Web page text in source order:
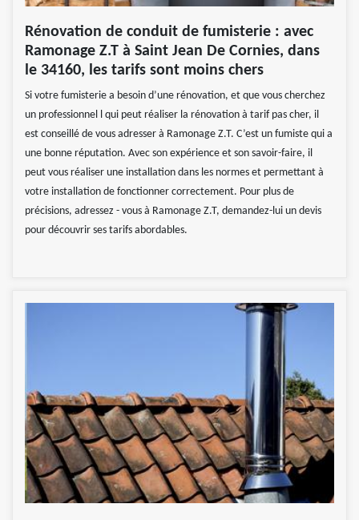
Rénovation de conduit de fumisterie : avec
Ramonage Z.T à Saint Jean De Cornies, dans
le 34160, les tarifs sont moins chers
Si votre fumisterie a besoin d’une rénovation, et que vous cherchez
un professionnel l qui peut réaliser la rénovation à tarif pas cher, il
est conseillé de vous adresser à Ramonage Z.T. C’est un fumiste qui a
une bonne réputation. Avec son expérience et son savoir-faire, il
peut vous réaliser une installation dans les normes et permettant à
votre installation de fonctionner correctement. Pour plus de
précisions, adressez - vous à Ramonage Z.T, demandez-lui un devis
pour découvrir ses tarifs abordables.